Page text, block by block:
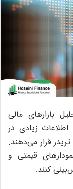
بازارهای مالی
زیادی در
قرار می‌دهند.
قیمتی و
کنند.